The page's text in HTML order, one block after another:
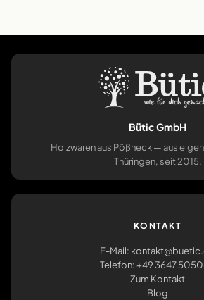
Bütic GmbH
Holzwaren aus Pößneck — aus
Thüringen, seit 2015.
KONTAKT
E-Mail:
Telefon: +49 3647
Zum Kontakt
Blog